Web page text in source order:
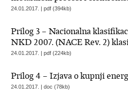
24.01.2017. | pdf (394kb)
Prilog 3 – Nacionalna
NKD 2007. (NACE Rev. 2)
24.01.2017. | pdf (224kb)
Prilog 4 – Izjava o kupnji
24.01.2017. | doc (78kb)